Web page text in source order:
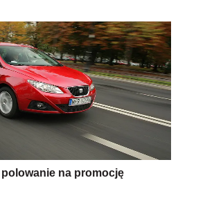
polowanie na promocję